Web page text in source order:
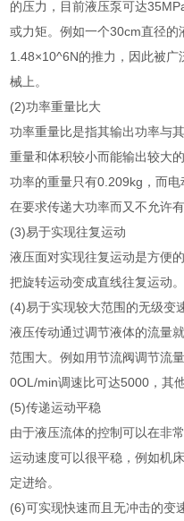
的压力，目前液压泵可达
或力矩。例如一个30cm直径
1.48×10^6N的推力，因此被
械上。
(2)功率重量比大
功率重量比是指其输出功率与
重量和体积较小而能输出较大
功率的重量只有0.209kg，而
在要求传递大功率而又不允许
(3)易于实现往复运动
液压面对实现往复运动是方便
把旋转运动变成直线往复运动。
(4)易于实现较大范围的无级变
液压传动通过调节液体的流量
范围大。例如用节流阀调节流
0OL/min调速比可达5000，其
(5)传递运动平稳
由于液压流体的控制可以在非
运动速度可以很平稳，例如机
定进给。
(6)可实现快速而且无冲击的变